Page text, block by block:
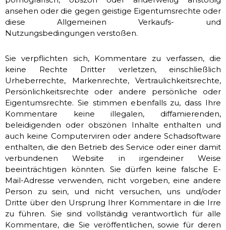
ansehen oder die gegen geistige Eigentumsrechte oder
diese Allgemeinen Verkaufs- und
Nutzungsbedingungen verstoßen.
Sie verpflichten sich, Kommentare zu verfassen, die
keine Rechte Dritter verletzen, einschließlich
Urheberrechte, Markenrechte, Vertraulichkeitsrechte,
Persönlichkeitsrechte oder andere persönliche oder
Eigentumsrechte. Sie stimmen ebenfalls zu, dass Ihre
Kommentare keine illegalen, diffamierenden,
beleidigenden oder obszönen Inhalte enthalten und
auch keine Computerviren oder andere Schadsoftware
enthalten, die den Betrieb des Service oder einer damit
verbundenen Website in irgendeiner Weise
beeinträchtigen könnten. Sie dürfen keine falsche E-
Mail-Adresse verwenden, nicht vorgeben, eine andere
Person zu sein, und nicht versuchen, uns und/oder
Dritte über den Ursprung Ihrer Kommentare in die Irre
zu führen. Sie sind vollständig verantwortlich für alle
Kommentare, die Sie veröffentlichen, sowie für deren